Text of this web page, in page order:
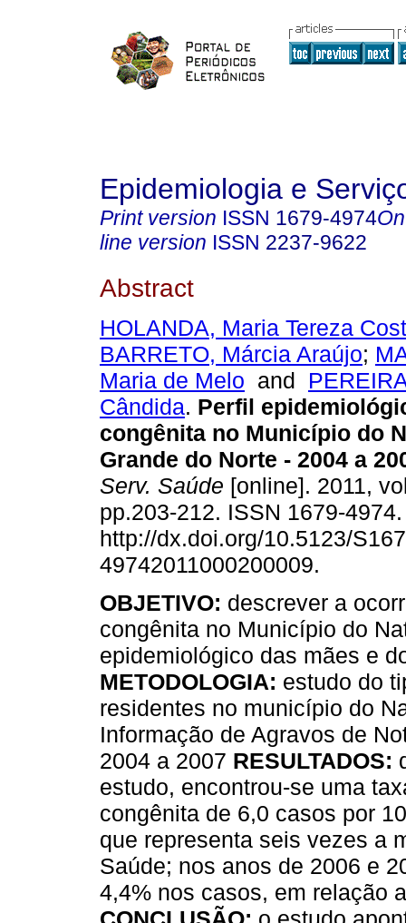
Epidemiologia e
Print version ISSN 1679-4974
line version ISSN 2237-9622
Abstract
HOLANDA, Maria Tereza
BARRETO, Márcia Araújo;
Maria de Melo and
Cândida. Perfil
congênita no Município do
Grande do Norte - 2004 a
Serv. Saúde [online]. 2011,
pp.203-212. ISSN 1679-
http://dx.doi.org/10.5123/
49742011000200009.
OBJETIVO: descrever a
congênita no Município do
epidemiológico das mães e
METODOLOGIA: estudo do
residentes no município do
Informação de Agravos de
2004 a 2007 RESULTADOS:
estudo, encontrou-se uma
congênita de 6,0 casos por
que representa seis vezes a
Saúde; nos anos de 2006 e
4,4% nos casos, em relação